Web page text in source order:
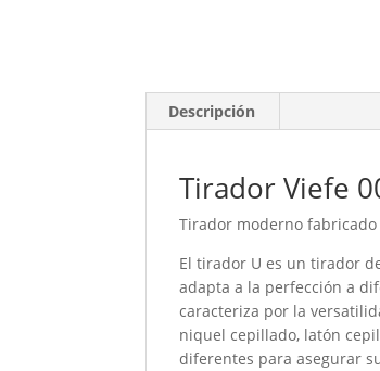
Descripción
Tirador Viefe
Tirador moderno fabricado
El tirador U es un tirador
adapta a la perfección a
caracteriza por la
niquel cepillado, latón
diferentes para asegurar